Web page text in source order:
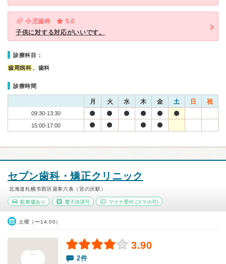
小児歯科
5.0
子供に対する対応がいいです。
診療科目：
歯周病科 、歯科
診療時間
月 火 水 木 金 土 日 祝
09:30-13:30
15:00-17:00
セブン歯科・矯正クリニック
北海道札幌市西区発寒六条（宮の沢駅）
駐車場あり 電子決済可 マイナ受付 (スマホ可)
土曜（〜14:00）
3.90
2件